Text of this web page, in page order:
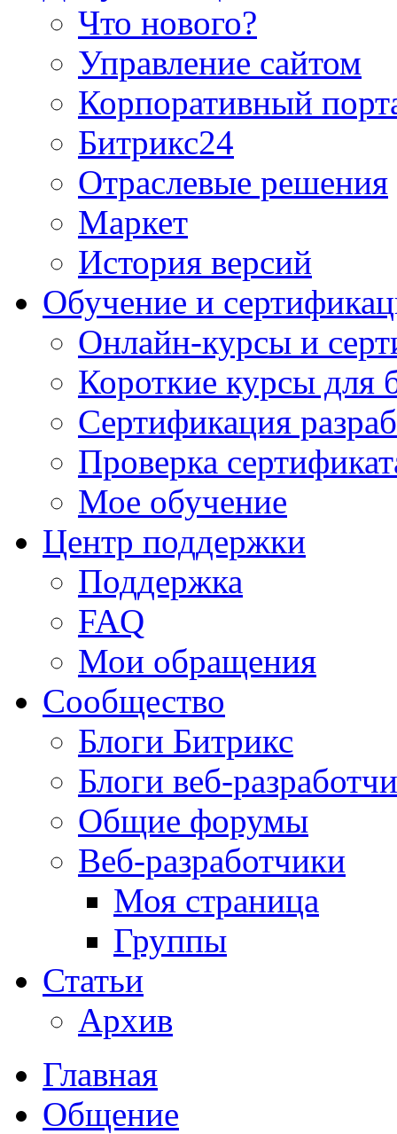
Что нового?
Управление сайтом
Корпоративный
Битрикс24
Отраслевые решения
Маркет
История версий
Обучение и
Онлайн-курсы и
Короткие курсы для
Сертификация
Проверка
Мое обучение
Центр поддержки
Поддержка
FAQ
Мои обращения
Сообщество
Блоги Битрикс
Блоги веб-
Общие форумы
Веб-разработчики
Моя страница
Группы
Статьи
Архив
Главная
Общение